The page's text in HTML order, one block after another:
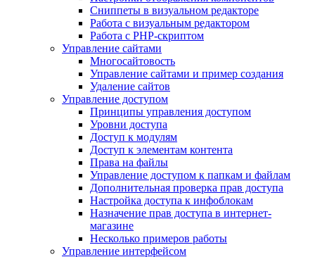
Сниппеты в визуальном редакторе
Работа с визуальным редактором
Работа с PHP-скриптом
Управление сайтами
Многосайтовость
Управление сайтами и пример создания
Удаление сайтов
Управление доступом
Принципы управления доступом
Уровни доступа
Доступ к модулям
Доступ к элементам контента
Права на файлы
Управление доступом к папкам и файлам
Дополнительная проверка прав доступа
Настройка доступа к инфоблокам
Назначение прав доступа в интернет-
магазине
Несколько примеров работы
Управление интерфейсом